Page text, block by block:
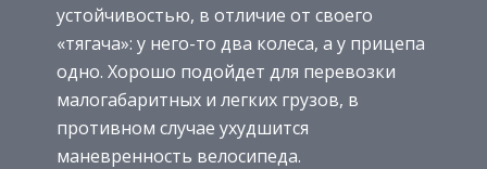
устойчивостью, в отличие от своего
«тягача»: у него-то два колеса, а у прицепа
одно. Хорошо подойдет для перевозки
малогабаритных и легких грузов, в
противном случае ухудшится
маневренность велосипеда.